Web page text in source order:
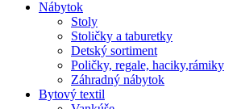
Nábytok
Stoly
Stoličky a taburetky
Detský sortiment
Poličky, regale, haciky,rámiky
Záhradný nábytok
Bytový textil